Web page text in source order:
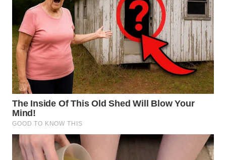
WN
SULSEL
WN
GORONTALO
WN
SULUT
WN
MALUKU
WN